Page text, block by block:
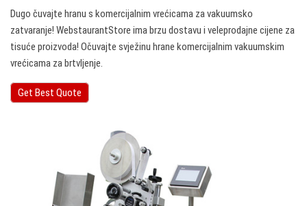
Dugo čuvajte hranu s komercijalnim vrećicama za vakuumsko
zatvaranje! WebstaurantStore ima brzu dostavu i veleprodajne cijene za
tisuće proizvoda! Očuvajte svježinu hrane komercijalnim vakuumskim
vrećicama za brtvljenje.
Get Best Quote